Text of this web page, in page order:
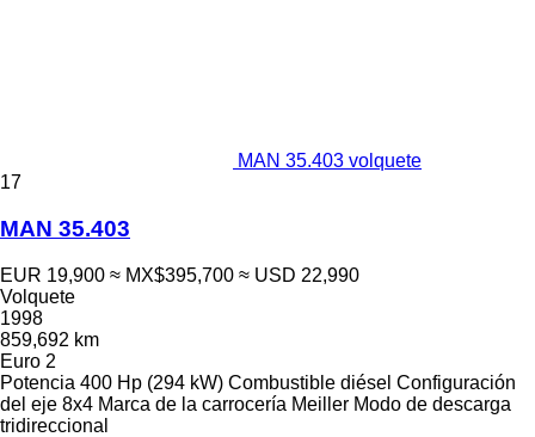
MAN 35.403 volquete
17
MAN 35.403
EUR 19,900 ≈ MX$395,700 ≈ USD 22,990
Volquete
1998
859,692 km
Euro 2
Potencia 400 Hp (294 kW) Combustible diésel Configuración
del eje 8x4 Marca de la carrocería Meiller Modo de descarga
tridireccional